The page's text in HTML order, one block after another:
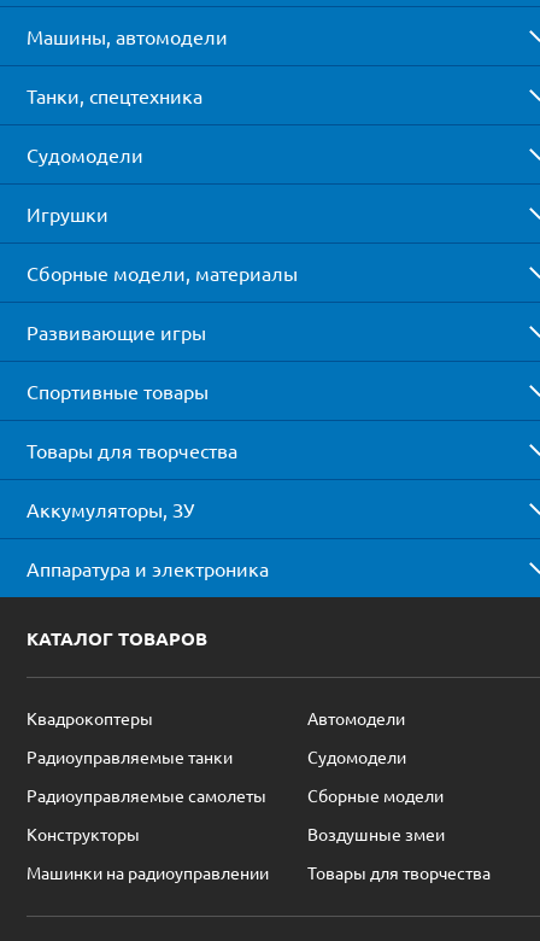
Машины, автомодели
Танки, спецтехника
Судомодели
Игрушки
Сборные модели, материалы
Развивающие игры
Спортивные товары
Товары для творчества
Аккумуляторы, ЗУ
Аппаратура и электроника
КАТАЛОГ ТОВАРОВ
Квадрокоптеры
Автомодели
Радиоуправляемые танки
Судомодели
Радиоуправляемые самолеты
Сборные модели
Конструкторы
Воздушные змеи
Машинки на радиоуправлении
Товары для творчества